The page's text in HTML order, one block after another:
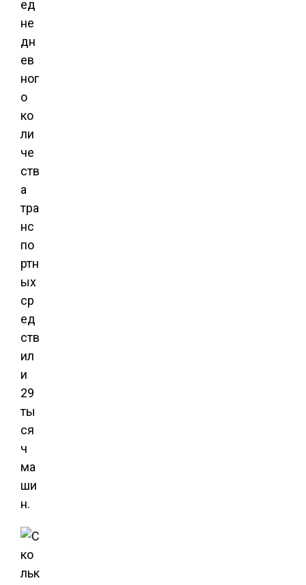
ед
не
дн
ев
ног
о
ко
ли
че
ств
а
тра
нс
по
ртн
ых
ср
ед
ств
ил
и
29
ты
ся
ч
ма
ши
н.